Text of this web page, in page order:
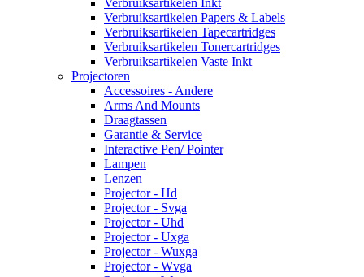
Verbruiksartikelen Papers & Labels
Verbruiksartikelen Tapecartridges
Verbruiksartikelen Tonercartridges
Verbruiksartikelen Vaste Inkt
Projectoren
Accessoires - Andere
Arms And Mounts
Draagtassen
Garantie & Service
Interactive Pen/ Pointer
Lampen
Lenzen
Projector - Hd
Projector - Svga
Projector - Uhd
Projector - Uxga
Projector - Wuxga
Projector - Wvga